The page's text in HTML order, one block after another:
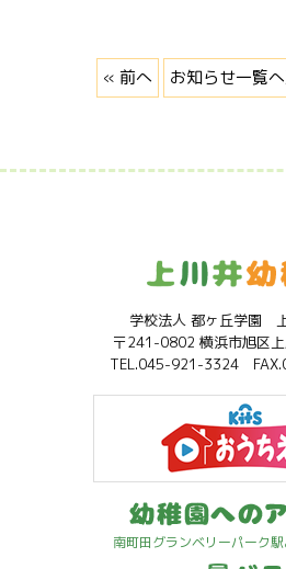
« 前へ お知らせ一覧
学校法人 都ヶ丘学園
〒241-0802 横浜市旭区
TEL.045-921-3324
南町田グランベリーパーク